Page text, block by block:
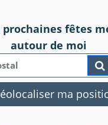
prochaines fêtes
autour de moi
ma